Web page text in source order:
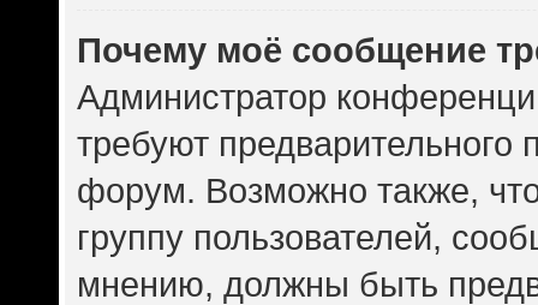
Почему моё сообщение
Администратор
требуют предварительного
форум. Возможно также,
группу пользователей,
мнению, должны быть